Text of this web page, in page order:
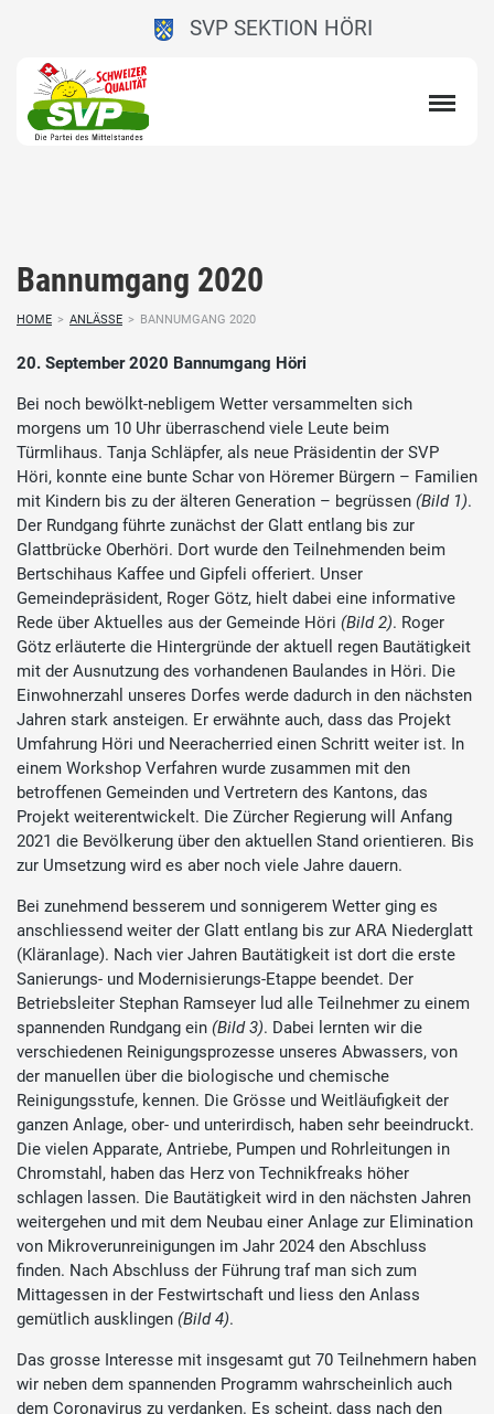
SVP SEKTION HÖRI
Bannumgang 2020
HOME > ANLÄSSE > BANNUMGANG 2020
20. September 2020 Bannumgang Höri
Bei noch bewölkt-nebligem Wetter versammelten sich
morgens um 10 Uhr überraschend viele Leute beim
Türmlihaus. Tanja Schläpfer, als neue Präsidentin der SVP
Höri, konnte eine bunte Schar von Höremer Bürgern – Familien
mit Kindern bis zu der älteren Generation – begrüssen (Bild 1).
Der Rundgang führte zunächst der Glatt entlang bis zur
Glattbrücke Oberhöri. Dort wurde den Teilnehmenden beim
Bertschihaus Kaffee und Gipfeli offeriert. Unser
Gemeindepräsident, Roger Götz, hielt dabei eine informative
Rede über Aktuelles aus der Gemeinde Höri (Bild 2). Roger
Götz erläuterte die Hintergründe der aktuell regen Bautätigkeit
mit der Ausnutzung des vorhandenen Baulandes in Höri. Die
Einwohnerzahl unseres Dorfes werde dadurch in den nächsten
Jahren stark ansteigen. Er erwähnte auch, dass das Projekt
Umfahrung Höri und Neeracherried einen Schritt weiter ist. In
einem Workshop Verfahren wurde zusammen mit den
betroffenen Gemeinden und Vertretern des Kantons, das
Projekt weiterentwickelt. Die Zürcher Regierung will Anfang
2021 die Bevölkerung über den aktuellen Stand orientieren. Bis
zur Umsetzung wird es aber noch viele Jahre dauern.
Bei zunehmend besserem und sonnigerem Wetter ging es
anschliessend weiter der Glatt entlang bis zur ARA Niederglatt
(Kläranlage). Nach vier Jahren Bautätigkeit ist dort die erste
Sanierungs- und Modernisierungs-Etappe beendet. Der
Betriebsleiter Stephan Ramseyer lud alle Teilnehmer zu einem
spannenden Rundgang ein (Bild 3). Dabei lernten wir die
verschiedenen Reinigungsprozesse unseres Abwassers, von
der manuellen über die biologische und chemische
Reinigungsstufe, kennen. Die Grösse und Weitläufigkeit der
ganzen Anlage, ober- und unterirdisch, haben sehr beeindruckt.
Die vielen Apparate, Antriebe, Pumpen und Rohrleitungen in
Chromstahl, haben das Herz von Technikfreaks höher
schlagen lassen. Die Bautätigkeit wird in den nächsten Jahren
weitergehen und mit dem Neubau einer Anlage zur Elimination
von Mikroverunreinigungen im Jahr 2024 den Abschluss
finden. Nach Abschluss der Führung traf man sich zum
Mittagessen in der Festwirtschaft und liess den Anlass
gemütlich ausklingen (Bild 4).
Das grosse Interesse mit insgesamt gut 70 Teilnehmern haben
wir neben dem spannenden Programm wahrscheinlich auch
dem Coronavirus zu verdanken. Es scheint, dass nach den